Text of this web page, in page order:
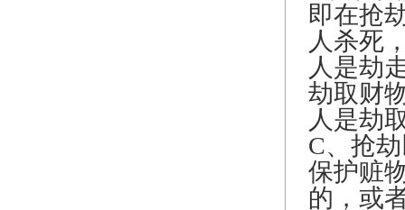
即在抢
人杀死
人是劫
劫取财
人是劫
C、抢
保护赃
的，或